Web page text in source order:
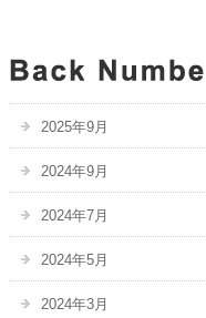
2025年9月
2024年9月
2024年7月
2024年5月
2024年3月